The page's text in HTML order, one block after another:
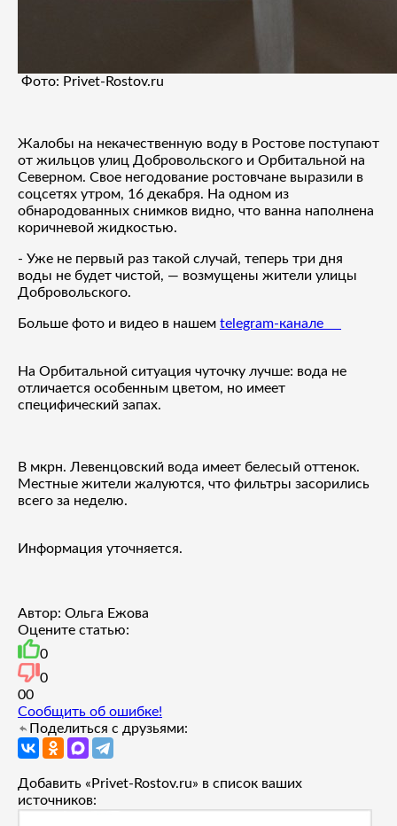
Фото: Privet-Rostov.ru
Жалобы на некачественную воду в Ростове поступают
от жильцов улиц Добровольского и Орбитальной на
Северном. Свое негодование ростовчане выразили в
соцсетях утром, 16 декабря. На одном из
обнародованных снимков видно, что ванна наполнена
коричневой жидкостью.
- Уже не первый раз такой случай, теперь три дня
воды не будет чистой, — возмущены жители улицы
Добровольского.
Больше фото и видео в нашем telegram-канале
На Орбитальной ситуация чуточку лучше: вода не
отличается особенным цветом, но имеет
специфический запах.
В мкрн. Левенцовский вода имеет белесый оттенок.
Местные жители жалуются, что фильтры засорились
всего за неделю.
Информация уточняется.
Автор: Ольга Ежова
Оцените статью:
0
0
00
Сообщить об ошибке!
Поделиться с друзьями:
Добавить «Privet-Rostov.ru» в список ваших
источников: